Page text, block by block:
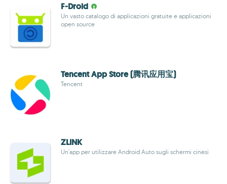
F-Droid
Un vasto catalogo di applicazioni gratuite e applicazioni
open source
Tencent App Store (腾讯应用宝)
Tencent
ZLINK
Un'app per utilizzare Android Auto sugli schermi cinesi